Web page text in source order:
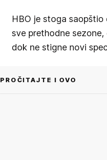
HBO je stoga
sve prethodne
dok ne stigne novi
PROČITAJTE I OVO